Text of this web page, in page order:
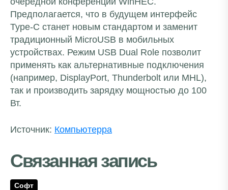
Предполагается, что в будущем интерфейс
Type-C станет новым стандартом и заменит
традиционный MicroUSB в мобильных
устройствах. Режим USB Dual Role позволит
применять как альтернативные подключения
(например, DisplayPort, Thunderbolt или MHL),
так и производить зарядку мощностью до 100
Вт.
Источник: Компьютерра
Связанная запись
Софт